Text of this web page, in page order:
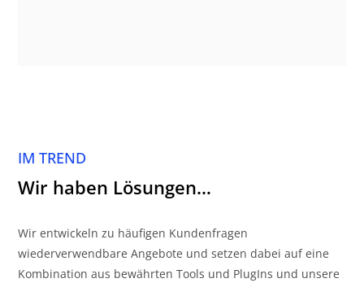
IM TREND
Wir haben Lösungen…
Wir entwickeln zu häufigen Kundenfragen
wiederverwendbare Angebote und setzen dabei auf eine
Kombination aus bewährten Tools und PlugIns und unsere